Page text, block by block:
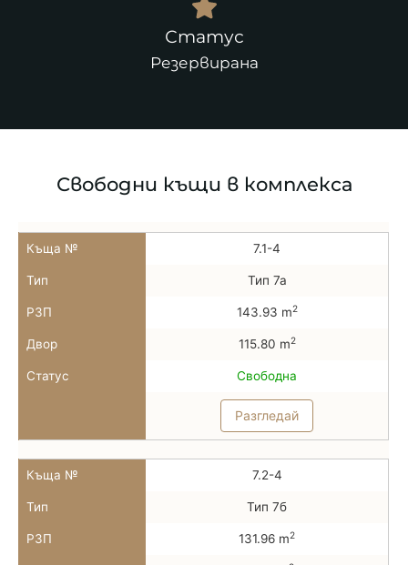
Статус
Резервирана
Свободни къщи в комплекса
Къща № 7.1-4
Тип Тип 7а
РЗП 143.93 m2
Двор 115.80 m2
Статус Свободна
Разгледай
Къща № 7.2-4
Тип Тип 7б
РЗП 131.96 m2